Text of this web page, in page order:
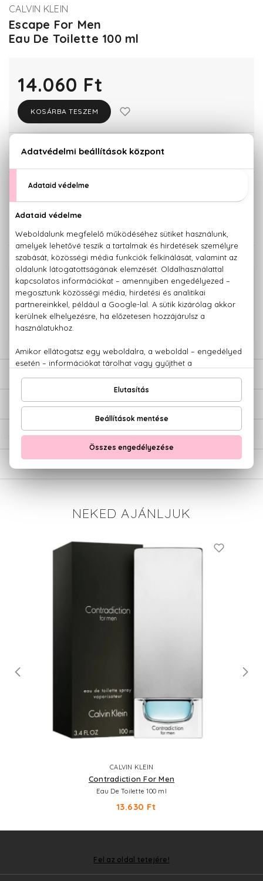
CALVIN KLEIN
Escape For Men
Eau De Toilette 100 ml
14.060 Ft
KOSÁRBA TESZEM
KISZERELÉS KIVÁLASZTÁSA
KAPCSOLÓDÓ TERMÉKEK
100% eredeti termékek,14 napos visszaküldési garanciával
Kérdésed van, elakadtál? Hívd ügyfélszolgálatunkat: +36 20
779 1926
ÉRTÉKELÉSEK (0)
SZÁLLÍTÁS
NEKED AJÁNLJUK
CALVIN KLEIN
Contradiction For Men
Eau De Toilette 100 ml
13.630 Ft
Fel az oldal tetejére!